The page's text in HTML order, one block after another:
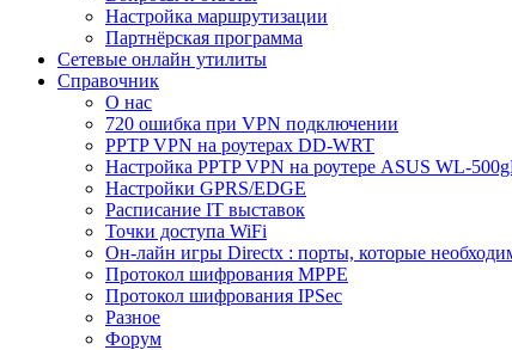
Настройка маршрутизации
Партнёрская программа
Сетевые онлайн утилиты
Справочник
О нас
720 ошибка при VPN подключении
PPTP VPN на роутерах DD-WRT
Настройка PPTP VPN на роутере ASUS WL-
Настройки GPRS/EDGE
Расписание IT выставок
Точки доступа WiFi
Он-лайн игры Directx : порты, которые
Протокол шифрования MPPE
Протокол шифрования IPSec
Разное
Форум